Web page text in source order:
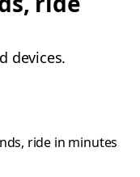
devices.